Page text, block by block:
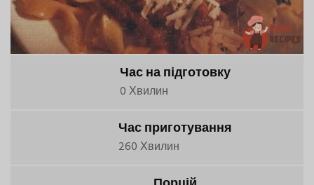
Час на підготовку
0 Хвилин
Час приготування
260 Хвилин